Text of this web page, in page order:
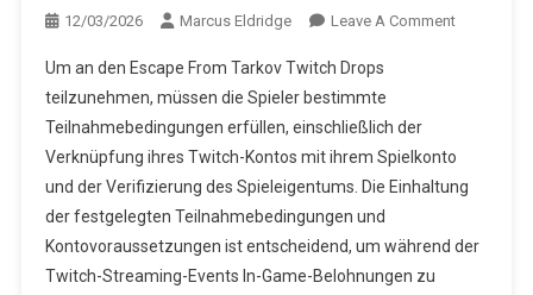
12/03/2026 Marcus Eldridge Leave A CommentOn
Drops:
Um an den Escape From Tarkov Twitch Drops
teilzunehmen, müssen die Spieler bestimmte
Teilnahmebedingungen erfüllen, einschließlich der
Verknüpfung ihres Twitch-Kontos mit ihrem Spielkonto
und der Verifizierung des Spieleigentums. Die Einhaltung
der festgelegten Teilnahmebedingungen und
Kontovoraussetzungen ist entscheidend, um während der
Twitch-Streaming-Events In-Game-Belohnungen zu